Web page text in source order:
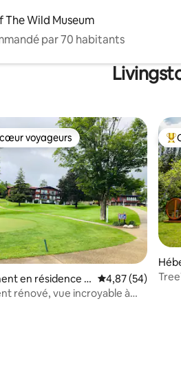
The Wild Museum
par 70 habitants
voyageurs
voyageurs
en résidence ⋅
Évaluation
4,87 (54)
rénové, vue incroyable à